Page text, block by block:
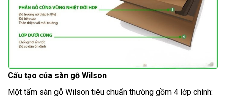
Cấu tạo của sàn gỗ Wilson
Một tấm sàn gỗ Wilson tiêu chuẩn thường gồm 4 lớp chính: